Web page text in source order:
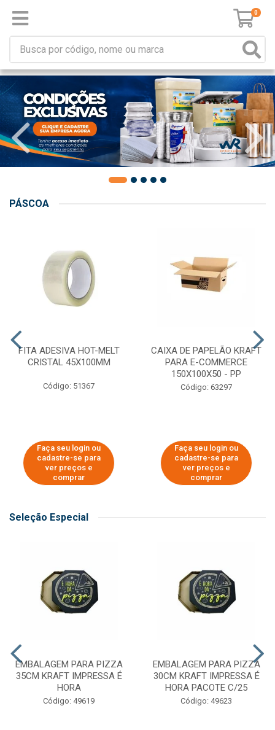
0
PÁSCOA
FITA ADESIVA HOT-MELT
CRISTAL 45X100MM
Código: 51367
Faça seu login ou
cadastre-se para
ver preços e
comprar
CAIXA DE PAPELÃO KRAFT
PARA E-COMMERCE
150X100X50 - PP
Código: 63297
Faça seu login ou
cadastre-se para
ver preços e
comprar
Seleção Especial
EMBALAGEM PARA PIZZA
35CM KRAFT IMPRESSA É
HORA
Código: 49619
EMBALAGEM PARA PIZZA
30CM KRAFT IMPRESSA É
HORA PACOTE C/25
Código: 49623